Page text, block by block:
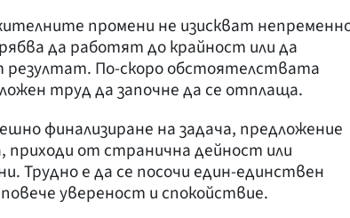
промени не изискват
да работят до крайност или да
резултат. По-скоро обстоятелствата
труд да започне да се отплаща.
финализиране на задача, предложение
приходи от странична дейност или
Трудно е да се посочи един-единствен
увереност и спокойствие.